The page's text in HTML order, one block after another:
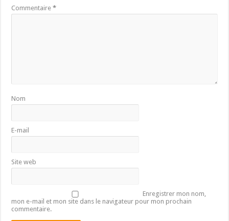
Commentaire*
Nom
E-mail
Site web
Enregistrer mon nom,
mon e-mail et mon site dans le navigateur pour mon prochain
commentaire.